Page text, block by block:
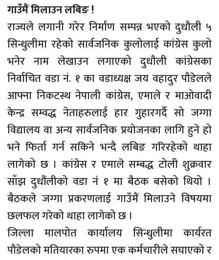
गाउँमैं मिलाउन लबिङ !
राज्यले लगानी गरेर निर्माण सम्पन्न भएको दुधौली ५
सिन्धुलीमा रहेको सार्वजनिक कुलोलाई कांग्रेस कुलो
भनेर नाम लेखाउन लगाएको दुधौली कांग्रेसका
निर्वाचित वडा नं. १ का वडाध्यक्ष जय वहादुर पौडेलले
आफ्ना निकटस्थ नेपाली कांग्रेस, एमाले र माओवादी
केन्द्र सम्वद्ध नेताहरुलाई हार गुहारगर्दै सो जग्गा
विद्यालय वा अन्य सार्वजनिक प्रयोजनका लागि हुने हो
भने फिर्ता गर्न सकिने भन्दै लबिङ गरिरहेको थाहा
लागेको छ । कांग्रेस र एमाले सम्बद्ध टोली शुक्रवार
साँझ दुधौंलीको वडा नंं १ मा बैठक बसेको थियो ।
बैठकले जग्गा प्रकरणलाई गाउँमैं मिलाउने विषयमा
छलफल गरेको थाहा लागेको छ ।
जिल्ला मालपोत कार्यालय सिन्धुलीमा कार्यरत
पौडेलको मतियारका रुपमा एक कर्मचारीले सघाएको र